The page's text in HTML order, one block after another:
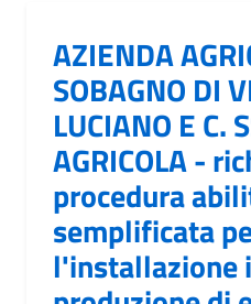
AZIENDA
SOBAGNO DI
LUCIANO E C.
AGRICOLA -
procedura
semplificata
l'installazione